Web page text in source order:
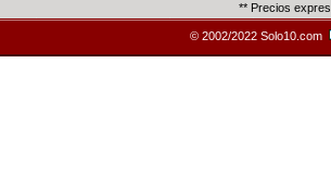
** Precios
© 2002/2022 Solo10.com